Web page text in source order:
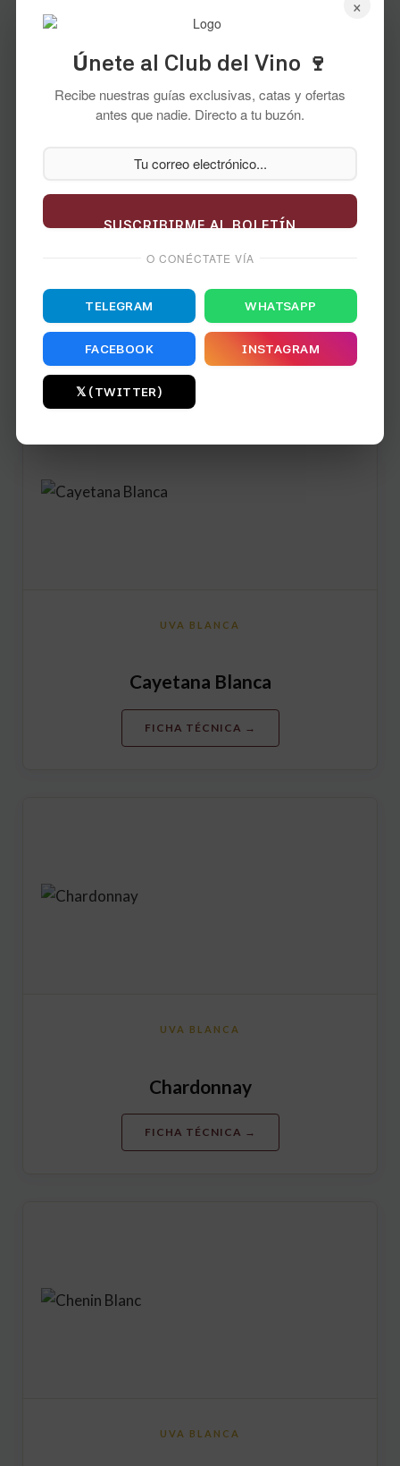
UVA TINTA
FICHA TÉCNICA →
UVA BLANCA
Cayetana Blanca
FICHA TÉCNICA →
UVA BLANCA
Chardonnay
FICHA TÉCNICA →
UVA BLANCA
Únete al Club del Vino 🍷
Recibe nuestras guías exclusivas, catas y ofertas
antes que nadie. Directo a tu buzón.
SUSCRIBIRME AL BOLETÍN
O CONÉCTATE VÍA
TELEGRAM WHATSAPP
FACEBOOK INSTAGRAM
𝕏 (TWITTER)